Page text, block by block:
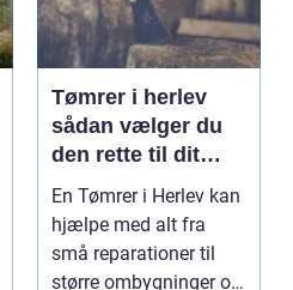
Tømrer i herlev
sådan vælger du
den rette til dit
projekt
En Tømrer i Herlev kan
hjælpe med alt fra
små reparationer til
større ombygninger og